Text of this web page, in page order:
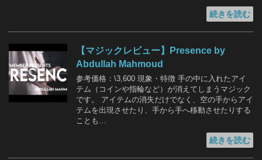
続きを読む
【マジックレビュー】Presence by
Abdullah Mahmoud
参考価格：\3,600 現象・特徴 手の中に入れたアイ
テム（コインや指輪など）が消えてしまうマジック
です。 アイテムの消失だけでなく、空の手からアイ
テムを出現させたり、手から手へ移動させたりする
ことも…
続きを読む